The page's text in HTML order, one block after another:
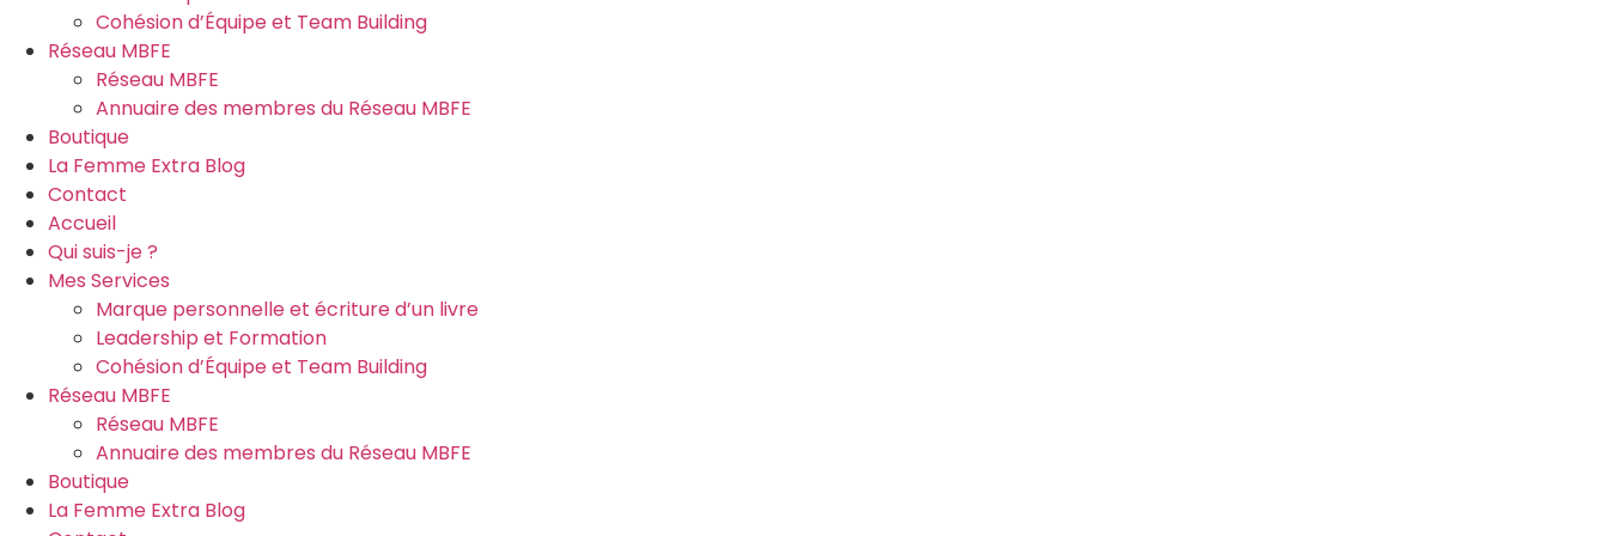
Cohésion d’Équipe et Team Building
Réseau MBFE
Réseau MBFE
Annuaire des membres du Réseau MBFE
Boutique
La Femme Extra Blog
Contact
Accueil
Qui suis-je ?
Mes Services
Marque personnelle et écriture d’un livre
Leadership et Formation
Cohésion d’Équipe et Team Building
Réseau MBFE
Réseau MBFE
Annuaire des membres du Réseau MBFE
Boutique
La Femme Extra Blog